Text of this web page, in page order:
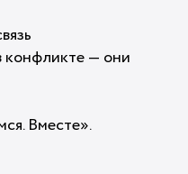
конфликте — они
Вместе».